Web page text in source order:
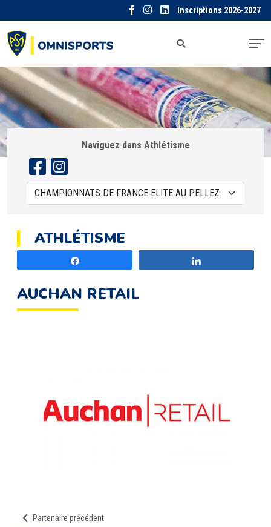
Inscriptions 2026-2027
Naviguez dans Athlétisme
ATHLÉTISME
AUCHAN RETAIL
Partenaire précédent